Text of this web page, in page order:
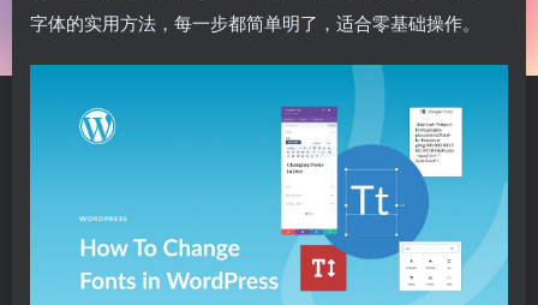
字体的实用方法，每一步都简单明了，适合零基础操作。